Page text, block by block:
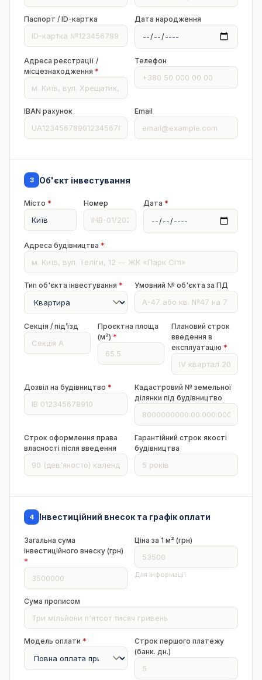
Паспорт / ID-картка Дата народження
Адреса реєстрації /
місцезнаходження *
Телефон
IBAN рахунок Email
3 Об'єкт інвестування
Місто * Номер Дата *
Адреса будівництва *
Тип об'єкта інвестування * Умовний № об'єкта за ПД
Секція / підʼїзд
Проєктна площа
(м²) *
Плановий строк
введення в
експлуатацію *
Дозвіл на будівництво *
Кадастровий № земельної
ділянки під будівництво
Строк оформлення права
власності після введення
Гарантійний строк якості
будівництва
4 Інвестиційний внесок та графік оплати
Загальна сума
інвестиційного внеску (грн)
*
Ціна за 1 м² (грн)
Для інформації
Сума прописом
Модель оплати *
Строк першого платежу
(банк. дн.)